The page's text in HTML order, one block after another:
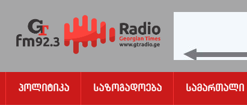
Პოლიტიკა Საზოგადოება Სამართალი